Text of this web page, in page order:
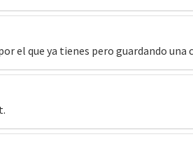
el que ya tienes pero guardando una